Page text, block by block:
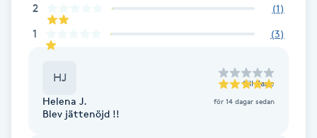
Föning
Gelenaglar
2 (1)
1 (3)
HJ till Zane
Helena J. för 14 dagar sedan
Blev jättenöjd !!